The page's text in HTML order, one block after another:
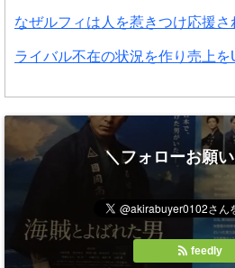
なぜルフィは人を惹きつけ応援さ
ライバル不在の状況を作り売上
＼フォローお願
feedly